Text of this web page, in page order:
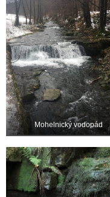
Mohelnický vodopád